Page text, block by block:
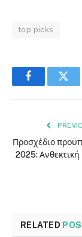
top picks
Facebook
Προσχέδιο
2025: Ανθεκτική
RELATED